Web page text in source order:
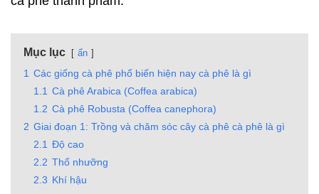
Mục lục ẩn
1 Các giống cà phê phổ biến hiện nay cà phê là gì
1.1 Cà phê Arabica (Coffea arabica)
1.2 Cà phê Robusta (Coffea canephora)
2 Giai đoạn 1: Trồng và chăm sóc cây cà phê cà phê là gì
2.1 Độ cao
2.2 Thổ nhưỡng
2.3 Khí hậu